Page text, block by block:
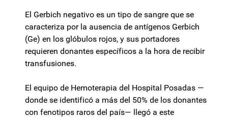
El Gerbich negativo es un tipo de sangre que se
caracteriza por la ausencia de antígenos Gerbich
(Ge) en los glóbulos rojos, y sus portadores
requieren donantes específicos a la hora de recibir
transfusiones.
El equipo de Hemoterapia del Hospital Posadas —
donde se identificó a más del 50% de los donantes
con fenotipos raros del país— llegó a este